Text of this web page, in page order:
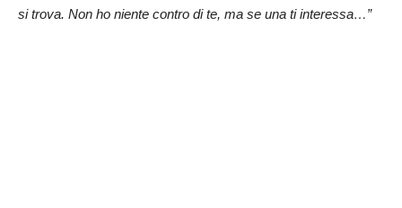
si trova. Non ho niente contro di te, ma se una ti interessa…”